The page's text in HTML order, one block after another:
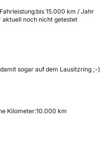
bis 15.000 km / Jahr
aktuell noch nicht getestet
sogar auf dem Lausitzring ;-)
Kilometer:10.000 km